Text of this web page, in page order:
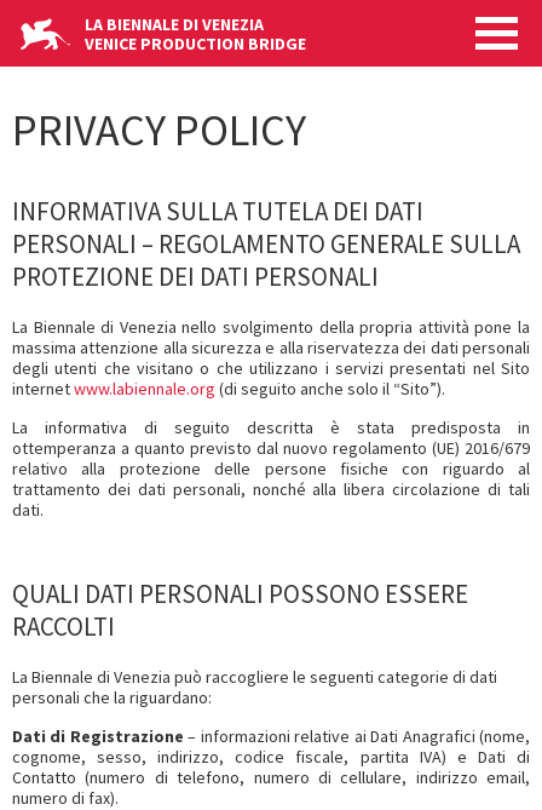
main
content
LA BIENNALE DI VENEZIA
VENICE PRODUCTION BRIDGE
PRIVACY POLICY
INFORMATIVA SULLA TUTELA DEI DATI
PERSONALI – REGOLAMENTO GENERALE SULLA
PROTEZIONE DEI DATI PERSONALI
La Biennale di Venezia nello svolgimento della propria attività pone la
massima attenzione alla sicurezza e alla riservatezza dei dati personali
degli utenti che visitano o che utilizzano i servizi presentati nel Sito
internetwww.labiennale.org (di seguito anche solo il “Sito”).
La informativa di seguito descritta è stata predisposta in
ottemperanza a quanto previsto dal nuovo regolamento (UE) 2016/679
relativo alla protezione delle persone fisiche con riguardo al
trattamento dei dati personali, nonché alla libera circolazione di tali
dati.
QUALI DATI PERSONALI POSSONO ESSERE
RACCOLTI
La Biennale di Venezia può raccogliere le seguenti categorie di dati
personali che la riguardano:
Dati di Registrazione – informazioni relative ai Dati Anagrafici (nome,
cognome, sesso, indirizzo, codice fiscale, partita IVA) e Dati di
Contatto (numero di telefono, numero di cellulare, indirizzo email,
numero di fax).